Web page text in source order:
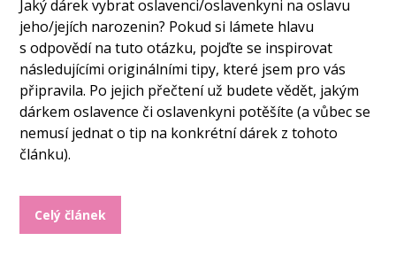
Jaký dárek vybrat oslavenci/oslavenkyni na oslavu
jeho/jejích narozenin? Pokud si lámete hlavu
s odpovědí na tuto otázku, pojďte se inspirovat
následujícími originálními tipy, které jsem pro vás
připravila. Po jejich přečtení už budete vědět, jakým
dárkem oslavence či oslavenkyni potěšíte (a vůbec se
nemusí jednat o tip na konkrétní dárek z tohoto
článku).
Celý článek